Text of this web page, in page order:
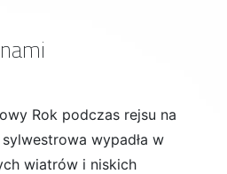
Rok podczas rejsu na
wypadła w
wiatrów i niskich